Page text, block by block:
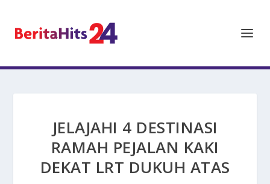
JELAJAHI 4 DESTINASI
RAMAH PEJALAN KAKI
DEKAT LRT DUKUH ATAS